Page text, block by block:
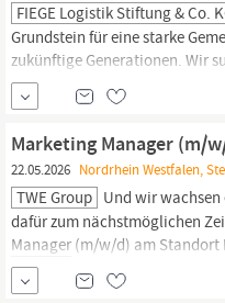
FIEGE Logistik Stiftung & Co.
Grundstein für eine starke
zukünftige Generationen. Wir
Security am Standort Greven
Zeitpunkt Unterstützung als
Was du machst Du steuerst
inkl.
Marketing Manager (m/
22.05.2026 Nordrhein Westfalen,
TWE Group Und wir
dafür zum nächstmöglichen
Manager (m/w/d) am Standort
Messe- und Eventmanagement
Branding. In dieser Rolle